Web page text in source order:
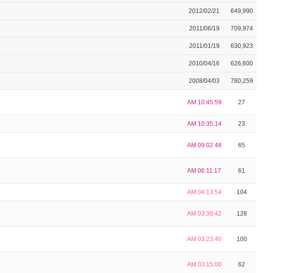
2012/02/21 649,990
2011/06/19 709,974
2011/01/19 630,923
2010/04/16 626,600
2008/04/03 780,259
AM 10:45:59 27
AM 10:35:14 23
AM 09:02:48 65
AM 06:11:17 61
AM 04:13:54 104
AM 03:38:42 128
AM 03:23:40 100
AM 03:15:00 62